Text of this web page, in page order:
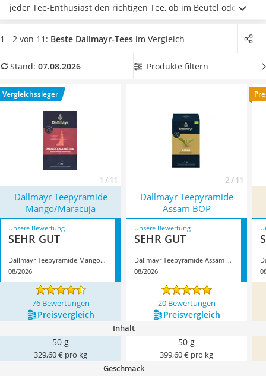
Irischer Whiskey
Grapefruitkernextrakt
Matcha-Set
MCT-Öl
Erythrit
Müsli ohne Zuckerzusatz
jeder Tee-Enthusiast den richtigen Tee, ob im Beutel oder
lose. Auch wenn Sie Wert darauf legen, dass Ihr Tee Bio ist,
ist Dallmayr die richtige Marke. In unserem Vergleich geben
wichtigsten Punkte für den Kauf sind. Wählen Sie jetzt aus
um nicht lange auf Ihren Tee warten zu müssen. Überzeugt
hat uns hier im August 2026 besonders das Modell
Dallmayr
Teepyramide Mango/Maracuja
mit seinen Eigenschaften.
1 - 2 von 11: Beste Dallmayr-Tees im Vergleich
Stand: 07.08.2026 Produkte filtern
Vergleichssieger
1 / 11 2 / 11
Dallmayr Teepyramide
Mango/Maracuja
Dallmayr Teepyramide
Assam BOP
Unsere Bewertung
SEHR GUT
Dallmayr Teepyramide Mango/Maracuja
08/2026
Unsere Bewertung
SEHR GUT
Dallmayr Teepyramide Assam BOP
08/2026
76 Bewertungen 20 Bewertungen
Preis­vergleich Preis­vergleich
Inhalt
50 g
329,60 € pro kg
50 g
399,60 € pro kg
Geschmack